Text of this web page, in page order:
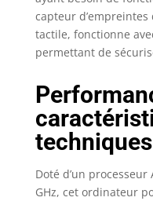
capteur
tactile, fonctionne
permettant de
techniques
Doté d’un processeur
GHz, cet ordinateur